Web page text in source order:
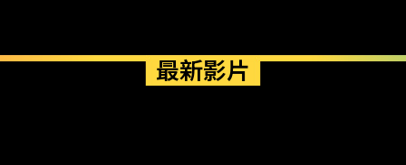
最新影片